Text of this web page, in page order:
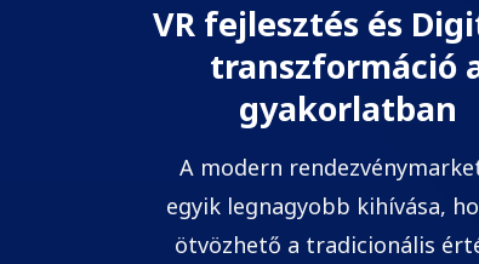
VR fejlesztés és
transzformáció
gyakorlatban
A modern
egyik legnagyobb kihívása,
ötvözhető a tradicionális